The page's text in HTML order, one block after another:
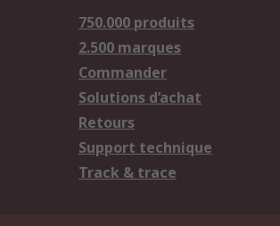
750.000 produits
2.500 marques
Commander
Solutions d’achat
Retours
Support technique
Track & trace